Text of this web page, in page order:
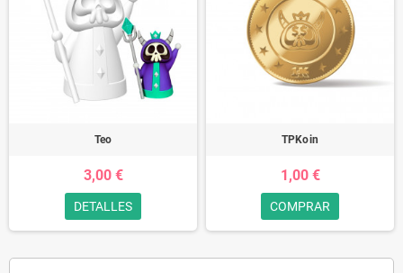
Teo
3,00 €
DETALLES
TPKoin
1,00 €
COMPRAR